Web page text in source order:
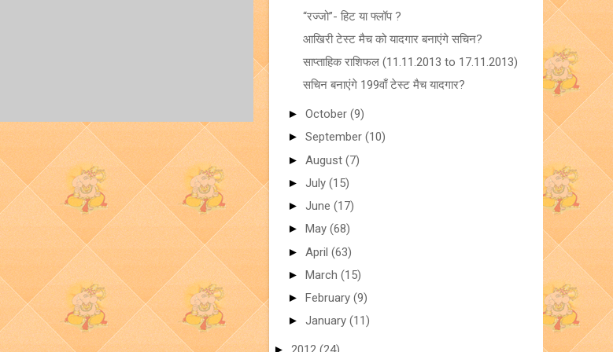
“रज्जो”- हिट या फ्लॉप ?
आखिरी टेस्ट मैच को यादगार बनाएंगे सचिन?
साप्ताहिक राशिफल (11.11.2013 to 17.11.2013)
सचिन बनाएंगे 199वाँ टेस्ट मैच यादगार?
► October (9)
► September (10)
► August (7)
► July (15)
► June (17)
► May (68)
► April (63)
► March (15)
► February (9)
► January (11)
►